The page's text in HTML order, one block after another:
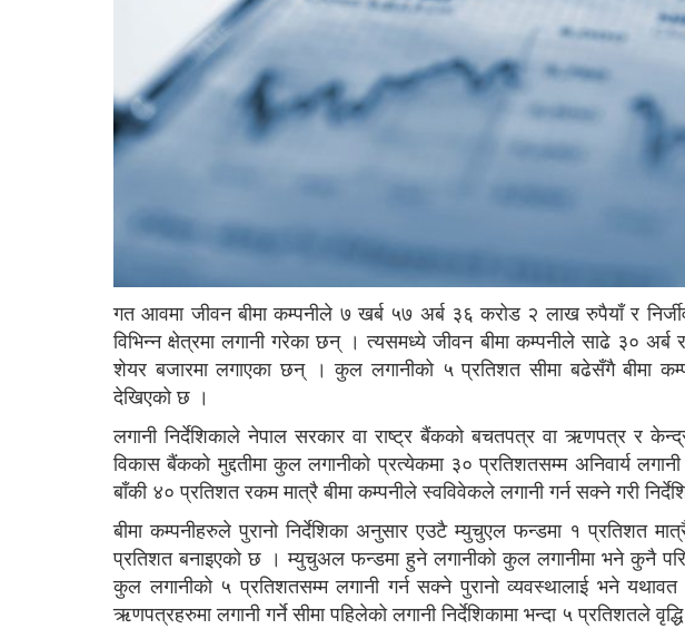
गत आवमा जीवन बीमा कम्पनीले ७ खर्ब ५७ अर्ब ३६ करोड २ लाख रुपैयाँ र
विभिन्न क्षेत्रमा लगानी गरेका छन् । त्यसमध्ये जीवन बीमा कम्पनीले साढे ३०
शेयर बजारमा लगाएका छन् । कुल लगानीको ५ प्रतिशत सीमा बढेसँगै बीमा
देखिएको छ ।
लगानी निर्देशिकाले नेपाल सरकार वा राष्ट्र बैंकको बचतपत्र वा ऋणपत्र र
विकास बैंकको मुद्दतीमा कुल लगानीको प्रत्येकमा ३० प्रतिशतसम्म अनिवार्य
बाँकी ४० प्रतिशत रकम मात्रै बीमा कम्पनीले स्वविवेकले लगानी गर्न सक्ने गरी
बीमा कम्पनीहरुले पुरानो निर्देशिका अनुसार एउटै म्युचुएल फन्डमा १ प्रतिशत
प्रतिशत बनाइएको छ । म्युचुअल फन्डमा हुने लगानीको कुल लगानीमा भने कुनै
कुल लगानीको ५ प्रतिशतसम्म लगानी गर्न सक्ने पुरानो व्यवस्थालाई भने
ऋणपत्रहरुमा लगानी गर्ने सीमा पहिलेको लगानी निर्देशिकामा भन्दा ५ प्रतिशतले